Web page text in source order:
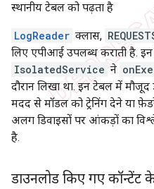
स्थानीय टेबल को पढ़ता है
LogReader क्लास,
लिए एपीआई उपलब्ध कराती है.
IsolatedService ने
दौरान लिखा था. इन टेबल में मौजूद
मदद से मॉडल को ट्रेनिंग देने या
अलग डिवाइसों पर आंकड़ों का
है.
डाउनलोड किए गए कॉन्टेंट